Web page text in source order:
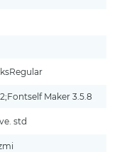
Maker 3.5.8
std